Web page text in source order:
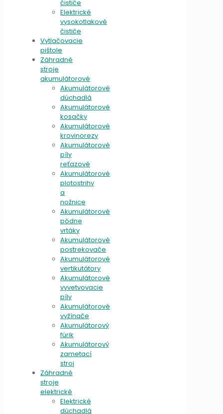
čističe
Elektrické
vysokotlakové
čističe
Vytlačovacie
pištole
Záhradné
stroje
akumulátorové
Akumulátorové
dúchadlá
Akumulátorové
kosačky
Akumulátorové
krovinorezy
Akumulátorové
píly
reťazové
Akumulátorové
plotostrihy
a
nožnice
Akumulátorové
pôdne
vrtáky
Akumulátorové
postrekovače
Akumulátorové
vertikutátory
Akumulátorové
vyvetvovacie
píly
Akumulátorové
vyžínače
Akumulátorový
fúrik
Akumulátorový
zametací
stroj
Záhradné
stroje
elektrické
Elektrické
dúchadlá